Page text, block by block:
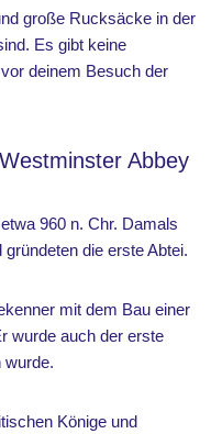
große Rucksäcke in der
Es gibt keine
deinem Besuch der
Abbey
960 n. Chr. Damals
die erste Abtei.
mit dem Bau einer
wurde auch der erste
wurde.
Könige und